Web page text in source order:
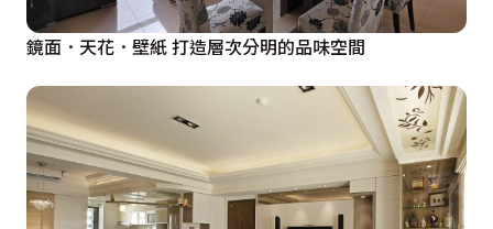
鏡面．天花．壁紙 打造層次分明的品味空間